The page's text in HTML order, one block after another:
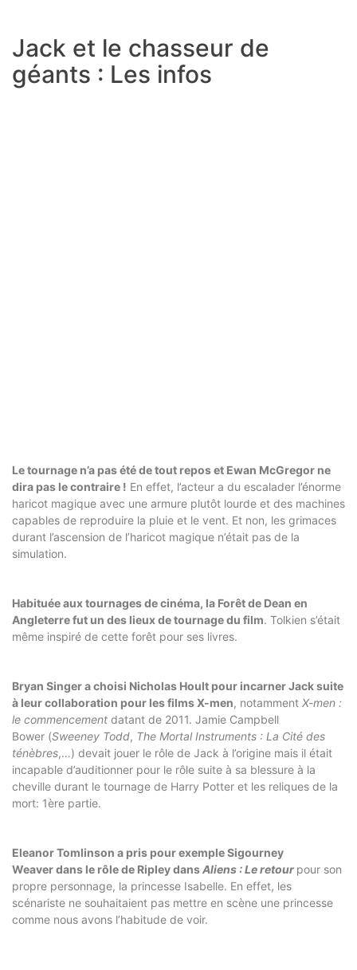
Jack et le chasseur de
géants : Les infos
Le tournage n’a pas été de tout repos et Ewan McGregor ne
dira pas le contraire ! En effet, l’acteur a du escalader l’énorme
haricot magique avec une armure plutôt lourde et des machines
capables de reproduire la pluie et le vent. Et non, les grimaces
durant l’ascension de l’haricot magique n’était pas de la
simulation.
Habituée aux tournages de cinéma, la Forêt de Dean en
Angleterre fut un des lieux de tournage du film. Tolkien s’était
même inspiré de cette forêt pour ses livres.
Bryan Singer a choisi Nicholas Hoult pour incarner Jack suite
à leur collaboration pour les films X-men, notamment X-men :
le commencement datant de 2011. Jamie Campbell
Bower (Sweeney Todd, The Mortal Instruments : La Cité des
ténèbres,…) devait jouer le rôle de Jack à l’origine mais il était
incapable d’auditionner pour le rôle suite à sa blessure à la
cheville durant le tournage de Harry Potter et les reliques de la
mort: 1ère partie.
Eleanor Tomlinson a pris pour exemple Sigourney
Weaver dans le rôle de Ripley dansAliens : Le retour pour son
propre personnage, la princesse Isabelle. En effet, les
scénariste ne souhaitaient pas mettre en scène une princesse
comme nous avons l’habitude de voir.